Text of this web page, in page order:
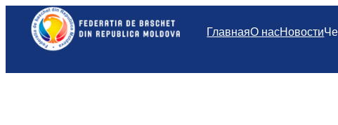
Перейти
содержимому
ГлавнаяО насНовости